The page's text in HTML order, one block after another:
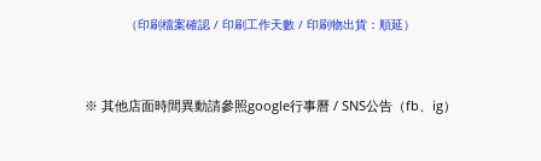
（印刷檔案確認 / 印刷工作天數 / 印刷物出貨：順延）
※ 其他店面時間異動請參照google行事曆 / SNS公告（fb、ig）